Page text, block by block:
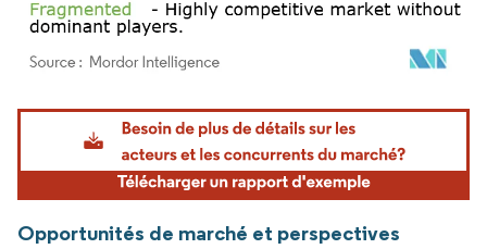
Image © Mordor Intelligence. La réutilisation nécessite une attribution sous CC BY
Opportunités de marché et perspectives